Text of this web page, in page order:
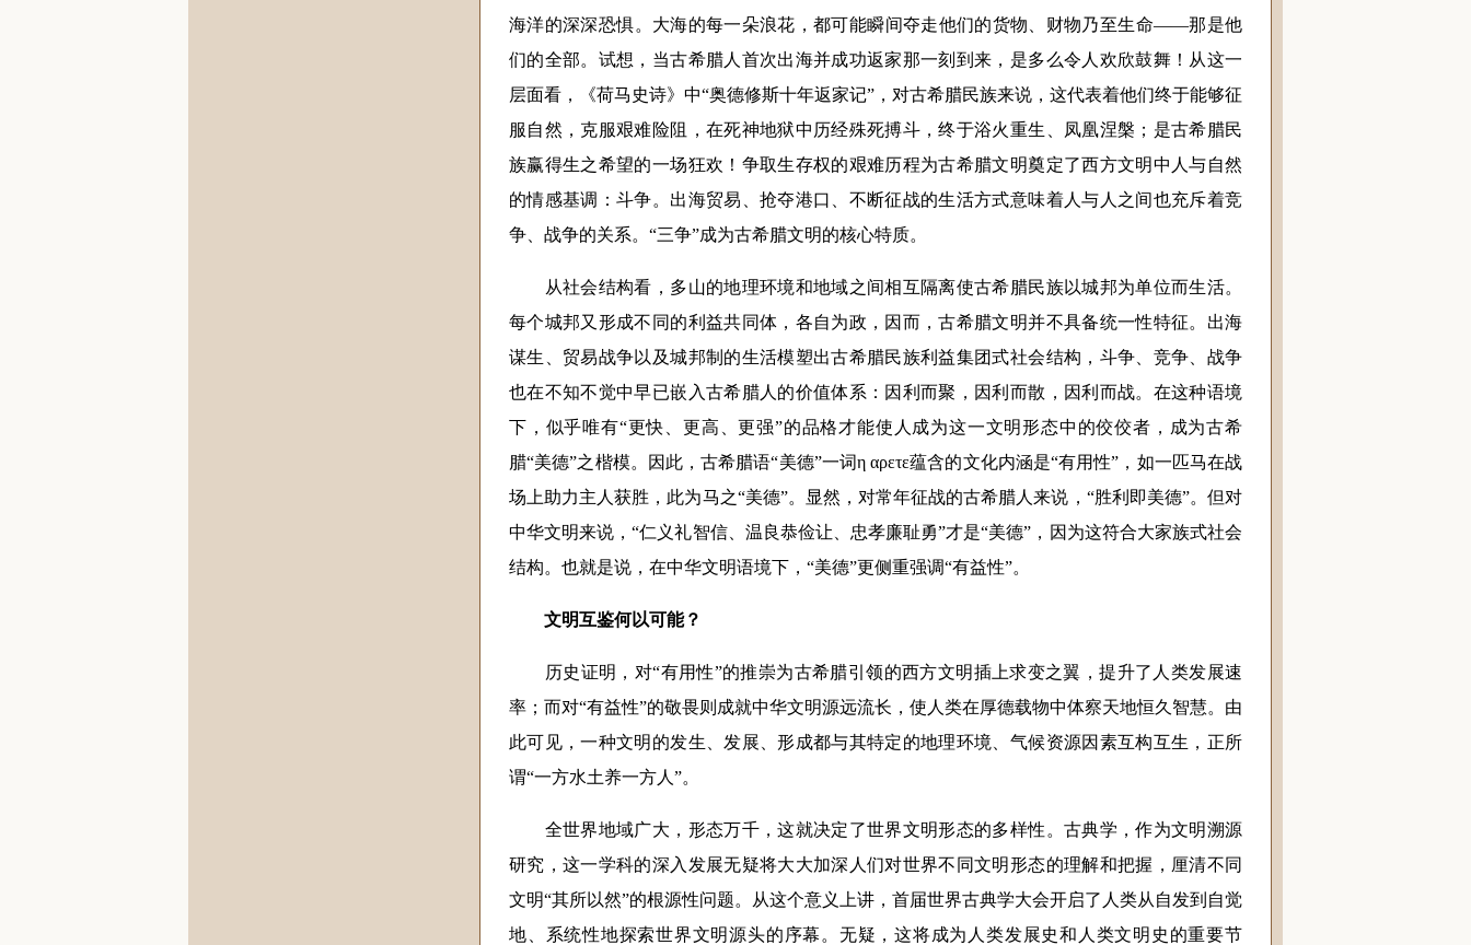
海洋的深深恐惧。大海的每一朵浪花，都可能瞬间夺走他们的货物、财物乃至生命——那是他
们的全部。试想，当古希腊人首次出海并成功返家那一刻到来，是多么令人欢欣鼓舞！从这一
层面看，《荷马史诗》中“奥德修斯十年返家记”，对古希腊民族来说，这代表着他们终于能够征
服自然，克服艰难险阻，在死神地狱中历经殊死搏斗，终于浴火重生、凤凰涅槃；是古希腊民
族赢得生之希望的一场狂欢！争取生存权的艰难历程为古希腊文明奠定了西方文明中人与自然
的情感基调：斗争。出海贸易、抢夺港口、不断征战的生活方式意味着人与人之间也充斥着竞
争、战争的关系。“三争”成为古希腊文明的核心特质。
从社会结构看，多山的地理环境和地域之间相互隔离使古希腊民族以城邦为单位而生活。
每个城邦又形成不同的利益共同体，各自为政，因而，古希腊文明并不具备统一性特征。出海
谋生、贸易战争以及城邦制的生活模塑出古希腊民族利益集团式社会结构，斗争、竞争、战争
也在不知不觉中早已嵌入古希腊人的价值体系：因利而聚，因利而散，因利而战。在这种语境
下，似乎唯有“更快、更高、更强”的品格才能使人成为这一文明形态中的佼佼者，成为古希
腊“美德”之楷模。因此，古希腊语“美德”一词η αρετε蕴含的文化内涵是“有用性”，如一匹马在战
场上助力主人获胜，此为马之“美德”。显然，对常年征战的古希腊人来说，“胜利即美德”。但对
中华文明来说，“仁义礼智信、温良恭俭让、忠孝廉耻勇”才是“美德”，因为这符合大家族式社会
结构。也就是说，在中华文明语境下，“美德”更侧重强调“有益性”。
文明互鉴何以可能？
历史证明，对“有用性”的推崇为古希腊引领的西方文明插上求变之翼，提升了人类发展速
率；而对“有益性”的敬畏则成就中华文明源远流长，使人类在厚德载物中体察天地恒久智慧。由
此可见，一种文明的发生、发展、形成都与其特定的地理环境、气候资源因素互构互生，正所
谓“一方水土养一方人”。
全世界地域广大，形态万千，这就决定了世界文明形态的多样性。古典学，作为文明溯源
研究，这一学科的深入发展无疑将大大加深人们对世界不同文明形态的理解和把握，厘清不同
文明“其所以然”的根源性问题。从这个意义上讲，首届世界古典学大会开启了人类从自发到自觉
地、系统性地探索世界文明源头的序幕。无疑，这将成为人类发展史和人类文明史的重要节